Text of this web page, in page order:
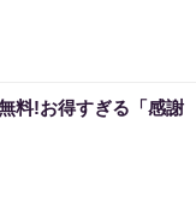
料!お得すぎる「感謝